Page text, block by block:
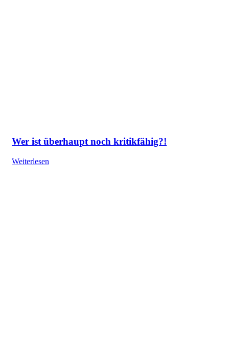
Wer ist überhaupt noch kritikfähig?!
Weiterlesen